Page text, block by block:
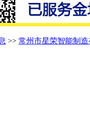
>> 常州市星荣智能制